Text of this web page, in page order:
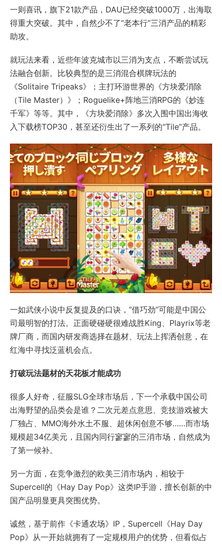
一则喜讯，旗下21款产品，DAU已经突破1000万，出海取
得重大突破。其中，自然少不了“老本行”三消产品的精彩
助攻。
就玩法来看，近些年波克城市以三消为支点，不断尝试玩
法融合创新。比较典型的是三消混合棋牌玩法的
《Solitaire Tripeaks》；主打环游世界的《方块爱消除
（Tile Master）》；Roguelike+阵地三消RPG的《妙连
千军》等等。其中，《方块爱消除》多次入围中国出海收
入下载榜TOP30，甚至还衍生出了一系列的“Tile”产品。
一如武侠小说中反复提及的口诀，“借巧劲”可能是中国公
司最明智的打法。正面硬碰硬很难战胜King、Playrix等老
牌厂商，而国内研发商选择在题材、玩法上挥洒创意，在
红海中寻找泛蓝机会点。
打破玩法题材的天花板才能成功
很多人好奇，征服SLG全球市场后，下一个承载中国公司
出海野望的品类会是谁？二次元差点意思、竞技游戏被大
厂独占、MMO海外水土不服、超休闲创意不够……而市场
规模超34亿美元，且国内同行寥寥的三消市场，自然成为
了第一候补。
另一方面，在竞争激烈的欧美三消市场内，相较于
Supercell的《Hay Day Pop》这类IP手游，擅长创新的中
国产品明显更具突围优势。
诚然，基于前作《卡通农场》IP，Supercell《Hay Day
Pop》从一开始就拥有了一定规模用户的优势，但看似占